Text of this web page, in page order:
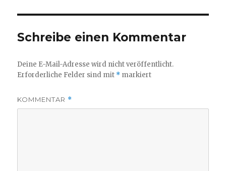
Schreibe einen Kommentar
Deine E-Mail-Adresse wird nicht veröffentlicht.
Erforderliche Felder sind mit * markiert
KOMMENTAR *